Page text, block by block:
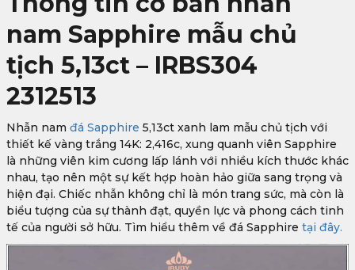
nam Sapphire mẫu chủ
tịch 5,13ct – IRBS304
2312513
Nhẫn nam đá Sapphire 5,13ct xanh lam mẫu chủ tịch với
thiết kế vàng trắng 14K: 2,416c, xung quanh viên Sapphire
là những viên kim cương lấp lánh với nhiều kích thước khác
nhau, tạo nên một sự kết hợp hoàn hảo giữa sang trọng và
hiện đại. Chiếc nhẫn không chỉ là món trang sức, mà còn là
biểu tượng của sự thành đạt, quyền lực và phong cách tinh
tế của người sở hữu. Tìm hiểu thêm về đá Sapphire tại đây.